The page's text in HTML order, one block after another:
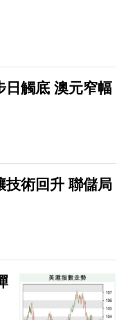
日觸底 澳元窄幅
技術回升 聯儲局